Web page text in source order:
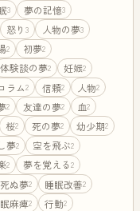
3 夢の記憶3
怒り3 人物の夢3
2 初夢2
体験談の夢2 妊娠2
ラム2 信頼2 人物2
2 友達の夢2 血2
桜2 死の夢2 幼少期2
夢2 空を飛ぶ2
2 夢を覚える2
ぬ夢2 睡眠改善2
麻痺2 行動2